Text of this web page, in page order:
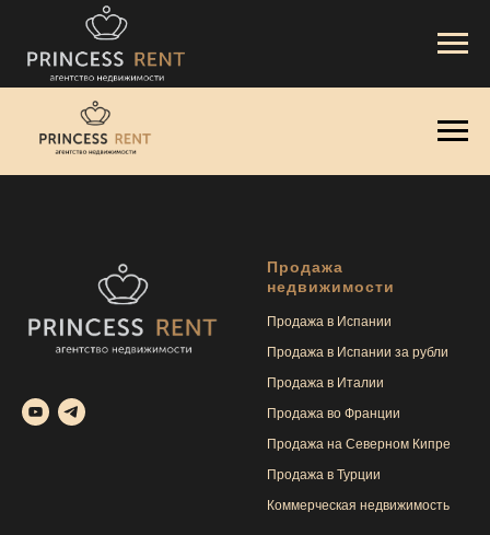
Продажа
недвижимости
Продажа в Испании
Продажа в Испании за рубли
Продажа в Италии
Продажа во Франции
Продажа на Северном Кипре
Продажа в Турции
Коммерческая недвижимость